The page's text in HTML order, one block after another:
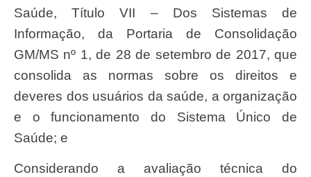
Saúde, Título VII – Dos Sistemas de
Informação, da Portaria de Consolidação
GM/MS nº 1, de 28 de setembro de 2017, que
consolida as normas sobre os direitos e
deveres dos usuários da saúde, a organização
e o funcionamento do Sistema Único de
Saúde; e
Considerando a avaliação técnica do